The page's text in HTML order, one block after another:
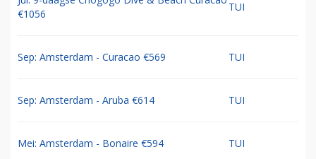
€1056
TUI
Sep: Amsterdam - Curacao €569 TUI
Sep: Amsterdam - Aruba €614 TUI
Mei: Amsterdam - Bonaire €594 TUI